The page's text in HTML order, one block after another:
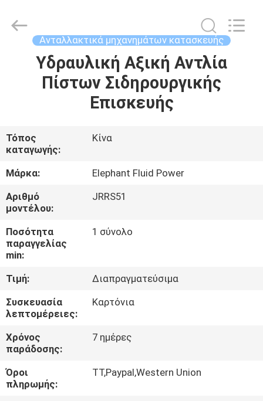
ΣΠΊΤΙ
ΠΕΡΊΠΟΥ
ΕΜΕΊΣ
ΓΎΡΟΣ
ΕΡΓΟΣΤΑΣΊΩΝ
ΠΟΙΟΤΙΚΌΣ
ΈΛΕΓΧΟΣ
ΜΑΣ
ΕΛΆΤΕ
ΣΕ
ΕΠΑΦΉ
ΜΕ
Power
Co.,Ltd.
Ανταλλακτικά μηχανημάτων κατασκευής
Υδραυλική Αξική Αντλία
Πίστων Σιδηρουργικής
Επισκευής
Τόπος
καταγωγής:
Κίνα
Μάρκα:
Elephant Fluid Power
Αριθμό
μοντέλου:
JRRS51
Ποσότητα
παραγγελίας
min:
1 σύνολο
Τιμή:
Διαπραγματεύσιμα
Συσκευασία
λεπτομέρειες:
Καρτόνια
Χρόνος
παράδοσης:
7 ημέρες
Όροι
πληρωμής:
TT,Paypal,Western Union